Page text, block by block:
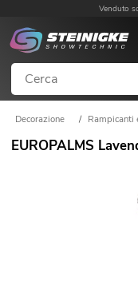
Venduto
Decorazione / Rampicanti
EUROPALMS